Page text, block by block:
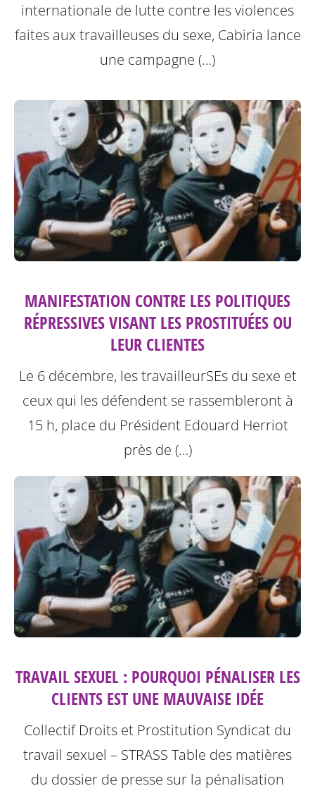
internationale de lutte contre les violences
faites aux travailleuses du sexe, Cabiria lance
une campagne (…)
MANIFESTATION CONTRE LES POLITIQUES
RÉPRESSIVES VISANT LES PROSTITUÉES OU
LEUR CLIENTES
Le 6 décembre, les travailleurSEs du sexe et
ceux qui les défendent se rassembleront à
15 h, place du Président Edouard Herriot
près de (…)
TRAVAIL SEXUEL : POURQUOI PÉNALISER LES
CLIENTS EST UNE MAUVAISE IDÉE
Collectif Droits et Prostitution Syndicat du
travail sexuel – STRASS Table des matières
du dossier de presse sur la pénalisation